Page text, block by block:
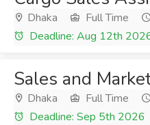
Dhaka Full Time
Deadline: Aug 12th
Sales and
Dhaka Full Time
Deadline: Sep 5th 2026